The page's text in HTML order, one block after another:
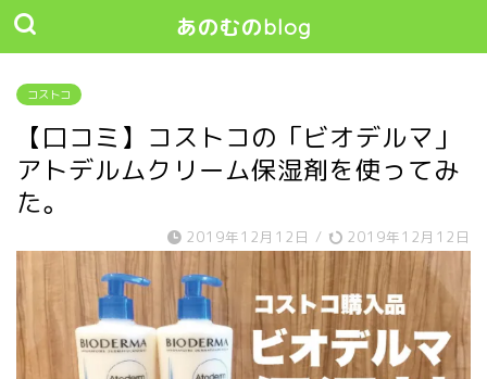
あのむのblog
コストコ
【口コミ】コストコの「ビオデルマ」
アトデルムクリーム保湿剤を使ってみ
た。
2019年12月12日 / 2019年12月12日